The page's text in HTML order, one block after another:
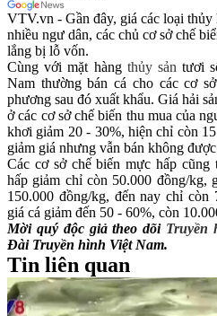
VTV.vn - Gần đây, giá các loại thủy
nhiều ngư dân, các chủ cơ sở chế
lắng bị lỗ vốn.
Cùng với mặt hàng thủy sản tươi
Nam thường bán cá cho các cơ
phương sau đó xuất khẩu. Giá hải
ở các cơ sở chế biến thu mua của
khơi giảm 20 - 30%, hiện chỉ còn
giảm giá nhưng vẫn bán không
Các cơ sở chế biến mực hấp
hấp giảm chỉ còn 50.000 đồng/kg,
150.000 đồng/kg, đến nay chỉ
giá cá giảm đến 50 - 60%, còn
Mời quý độc giả theo dõi Truyền
Đài Truyền hình Việt Nam.
Tin liên quan